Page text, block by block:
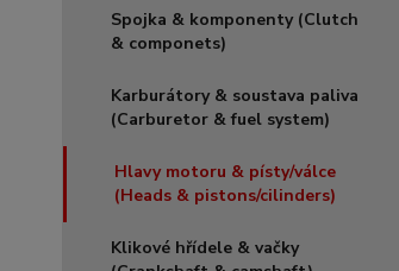
Spojka & komponenty (Clutch
& componets)
Karburátory & soustava paliva
(Carburetor & fuel system)
Hlavy motoru & písty/válce
(Heads & pistons/cilinders)
Klikové hřídele & vačky